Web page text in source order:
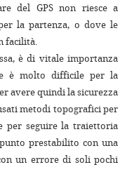
del GPS non riesce a
la partenza, o dove le
facilità.
è di vitale importanza
è molto difficile per la
avere quindi la sicurezza
metodi topografici per
per seguire la traiettoria
prestabilito con una
un errore di soli pochi